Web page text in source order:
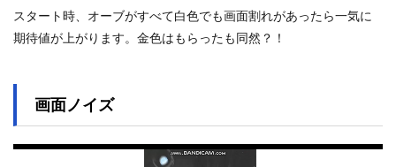
スタート時、オーブがすべて白色でも画面割れがあったら一気に
期待値が上がります。金色はもらったも同然？！
画面ノイズ